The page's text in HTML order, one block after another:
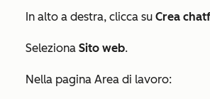
In alto a destra, clicca su Crea
Seleziona Sito web.
Nella pagina Area di lavoro: